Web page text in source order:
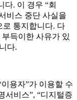
다. 이 경우 “회
비스 중단 사실을
로 통지합니다. 다
득이한 사유가 있
다.
용자”가 이용할 수
서비스”, “디지털증